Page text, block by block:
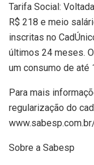
Tarifa Social:
R$ 218 e meio
inscritas no
últimos 24 meses.
um consumo de até
Para mais
regularização do
Sobre a Sabesp